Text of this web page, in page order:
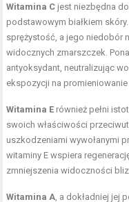
Witamina C jest niezbędna
podstawowym białkiem
sprężystość, a jego niedobór
widocznych zmarszczek.
antyoksydant, neutralizując
ekspozycji na
Witamina E również pełni
swoich właściwości
uszkodzeniami wywołanymi
witaminy E wspiera
zmniejszenia widoczności
Witamina A , a dokładniej jej